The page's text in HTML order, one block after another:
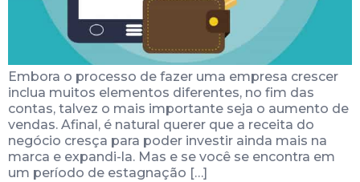
Embora o processo de fazer uma empresa crescer
inclua muitos elementos diferentes, no fim das
contas, talvez o mais importante seja o aumento de
vendas. Afinal, é natural querer que a receita do
negócio cresça para poder investir ainda mais na
marca e expandi-la. Mas e se você se encontra em
um período de estagnação […]